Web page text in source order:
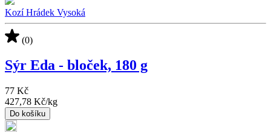
Kozí Hrádek Vysoká
(0)
Sýr Eda - bloček, 180 g
77 Kč
427,78 Kč/kg
Do košíku